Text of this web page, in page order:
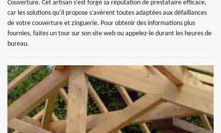
Couverture. Cet artisan s’est forgé sa réputation de prestataire efficace,
car les solutions qu’il propose s’avèrent toutes adaptées aux défaillances
de votre couverture et zinguerie. Pour obtenir des informations plus
fournies, faites un tour sur son site web ou appelez-le durant les heures de
bureau.